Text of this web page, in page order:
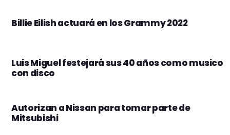
Billie Eilish actuará en los Grammy 2022
Luis Miguel festejará sus 40 años como musico
con disco
Autorizan a Nissan para tomar parte de
Mitsubishi